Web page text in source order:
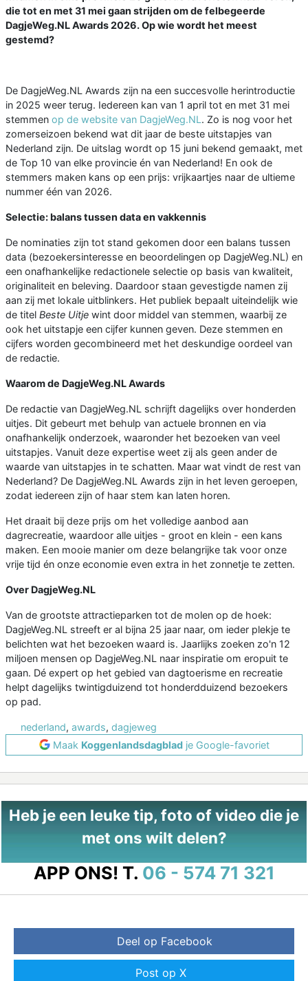
die tot en met 31 mei gaan strijden om de felbegeerde
DagjeWeg.NL Awards 2026. Op wie wordt het meest
gestemd?
De DagjeWeg.NL Awards zijn na een succesvolle herintroductie
in 2025 weer terug. Iedereen kan van 1 april tot en met 31 mei
stemmen op de website van DagjeWeg.NL . Zo is nog voor het
zomerseizoen bekend wat dit jaar de beste uitstapjes van
Nederland zijn. De uitslag wordt op 15 juni bekend gemaakt, met
de Top 10 van elke provincie én van Nederland! En ook de
stemmers maken kans op een prijs: vrijkaartjes naar de ultieme
nummer één van 2026.
Selectie: balans tussen data en vakkennis
De nominaties zijn tot stand gekomen door een balans tussen
data (bezoekersinteresse en beoordelingen op DagjeWeg.NL) en
een onafhankelijke redactionele selectie op basis van kwaliteit,
originaliteit en beleving. Daardoor staan gevestigde namen zij
aan zij met lokale uitblinkers. Het publiek bepaalt uiteindelijk wie
de titel Beste Uitje wint door middel van stemmen, waarbij ze
ook het uitstapje een cijfer kunnen geven. Deze stemmen en
cijfers worden gecombineerd met het deskundige oordeel van
de redactie.
Waarom de DagjeWeg.NL Awards
De redactie van DagjeWeg.NL schrijft dagelijks over honderden
uitjes. Dit gebeurt met behulp van actuele bronnen en via
onafhankelijk onderzoek, waaronder het bezoeken van veel
uitstapjes. Vanuit deze expertise weet zij als geen ander de
waarde van uitstapjes in te schatten. Maar wat vindt de rest van
Nederland? De DagjeWeg.NL Awards zijn in het leven geroepen,
zodat iedereen zijn of haar stem kan laten horen.
Het draait bij deze prijs om het volledige aanbod aan
dagrecreatie, waardoor alle uitjes - groot en klein - een kans
maken. Een mooie manier om deze belangrijke tak voor onze
vrije tijd én onze economie even extra in het zonnetje te zetten.
Over DagjeWeg.NL
Van de grootste attractieparken tot de molen op de hoek:
DagjeWeg.NL streeft er al bijna 25 jaar naar, om ieder plekje te
belichten wat het bezoeken waard is. Jaarlijks zoeken zo'n 12
miljoen mensen op DagjeWeg.NL naar inspiratie om eropuit te
gaan. Dé expert op het gebied van dagtoerisme en recreatie
helpt dagelijks twintigduizend tot honderdduizend bezoekers
op pad.
nederland, awards, dagjeweg
Maak Koggenlandsdagbladje Google-favoriet
Heb je een leuke tip, foto of video die je
met ons wilt delen?
APP ONS! T. 06 - 574 71 321
Deel op Facebook
Post op X